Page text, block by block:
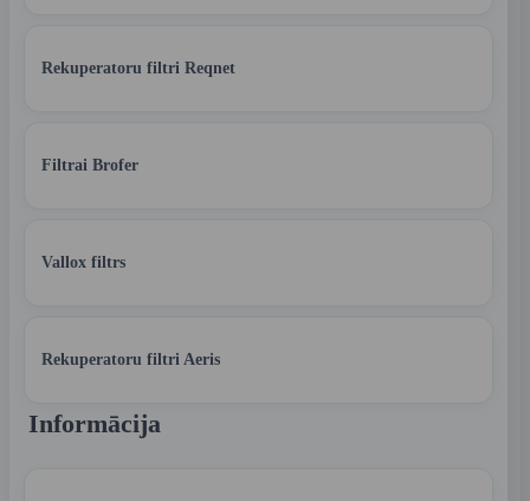
Rekuperatoru filtri Reqnet
Filtrai Brofer
Vallox filtrs
Rekuperatoru filtri Aeris
Informācija